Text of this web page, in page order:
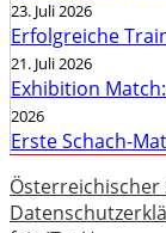
23. Juli 2026
Erfolgreiche
21. Juli 2026
Exhibition
2026
Erste Schach-
Österreichischer